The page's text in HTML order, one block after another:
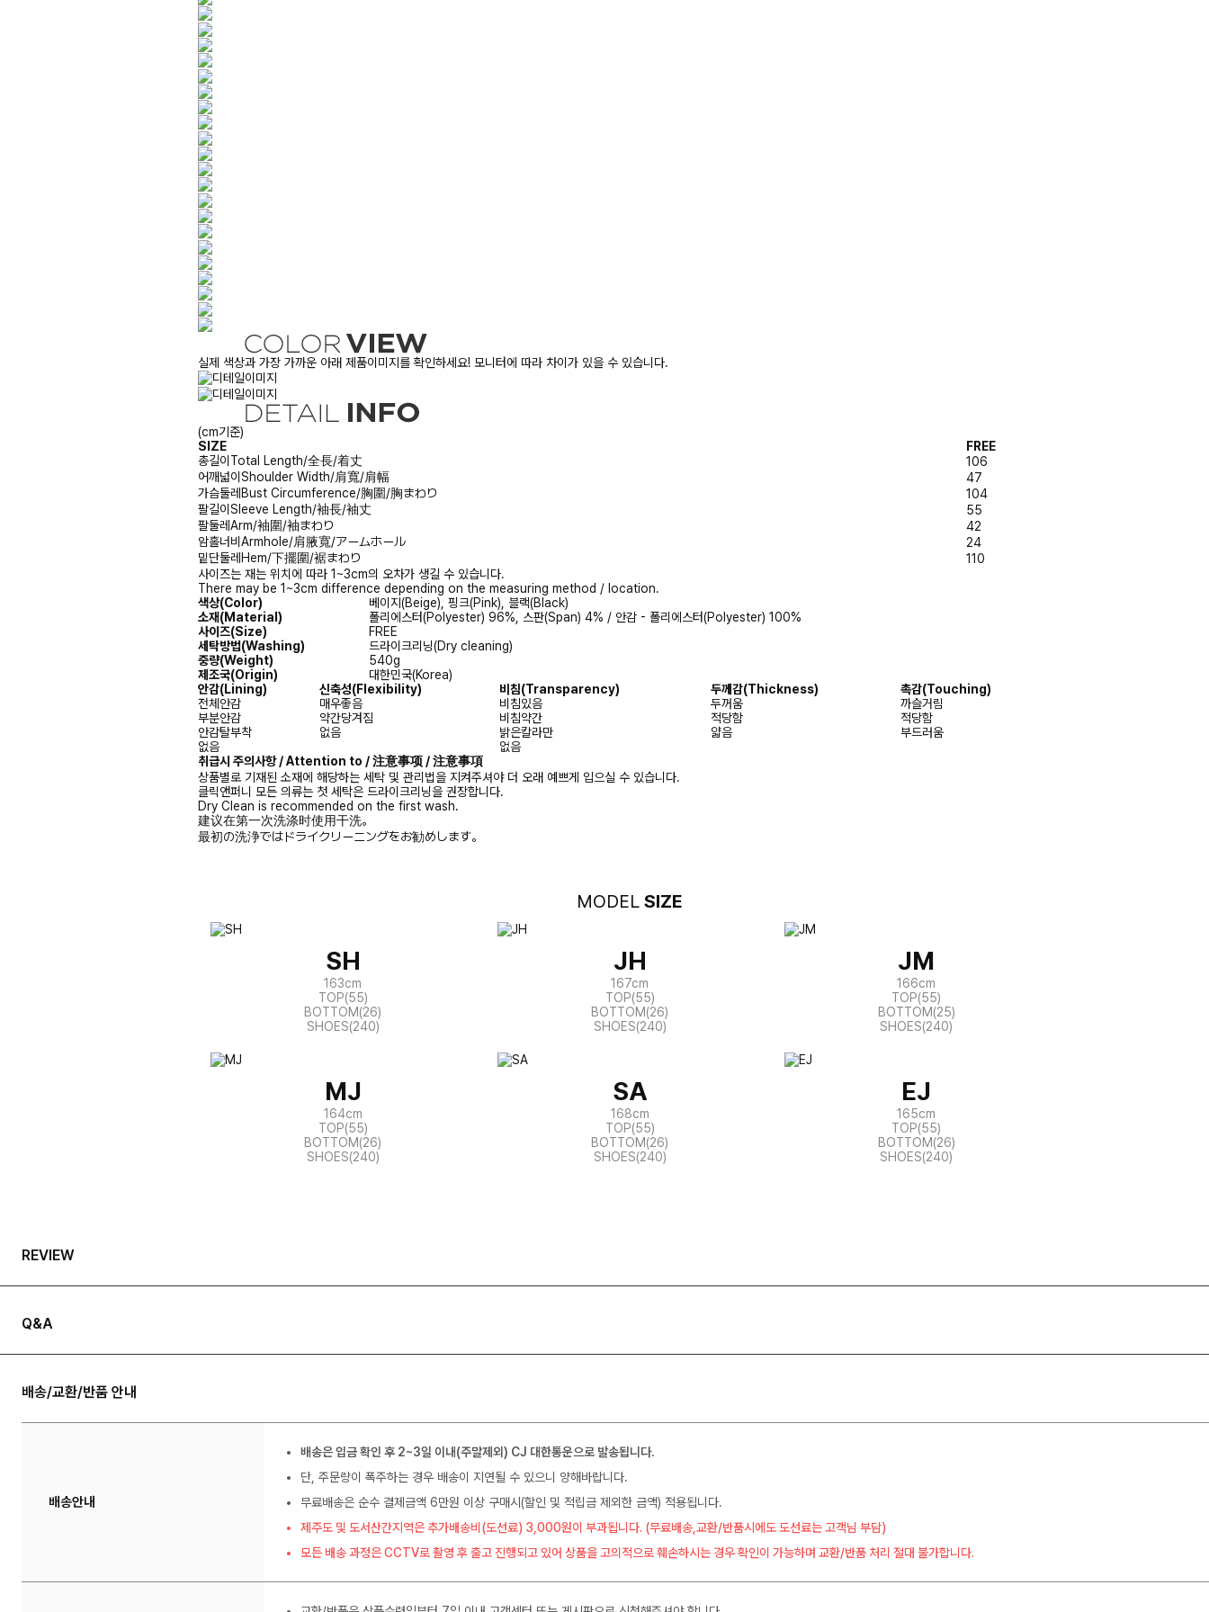
실제 색상과 가장 가까운 아래 제품이미지를 확인하세요! 모니터에 따라 차이가 있을 수 있습니다.
(cm기준)
SIZE
FREE
총길이Total Length/全長/着丈
106
어깨넓이Shoulder Width/肩寬/肩幅
47
가슴둘레Bust Circumference/胸圍/胸まわり
104
팔길이Sleeve Length/袖長/袖丈
55
팔둘레Arm/袖圍/袖まわり
42
암홀너비Armhole/肩腋寬/アームホール
24
밑단둘레Hem/下擺圍/裾まわり
110
사이즈는 재는 위치에 따라 1~3cm의 오차가 생길 수 있습니다.
There may be 1~3cm difference depending on the measuring method / location.
색상(Color)
베이지(Beige), 핑크(Pink), 블랙(Black)
소재(Material)
폴리에스터(Polyester) 96%, 스판(Span) 4% / 안감 - 폴리에스터(Polyester) 100%
사이즈(Size)
FREE
세탁방법(Washing)
드라이크리닝(Dry cleaning)
중량(Weight)
540g
제조국(Origin)
대한민국(Korea)
안감(Lining) 신축성(Flexibility) 비침(Transparency) 두께감(Thickness) 촉감(Touching)
전체안감
매우좋음 비침있음 두꺼움
까슬거림
부분안감
약간당겨짐 비침약간 적당함
적당함
안감탈부착
없음 밝은칼라만 얇음
부드러움
없음
없음
취급시 주의사항 / Attention to / 注意事项 / 注意事項
상품별로 기재된 소재에 해당하는 세탁 및 관리법을 지켜주셔야 더 오래 예쁘게 입으실 수 있습니다.
클릭앤퍼니 모든 의류는 첫 세탁은 드라이크리닝을 권장합니다.
Dry Clean is recommended on the first wash.
建议在第一次洗涤时使用干洗。
最初の洗浄ではドライクリーニングをお勧めします。
MODEL SIZE
SH
163cm
TOP(55)
BOTTOM(26)
SHOES(240)
JH
167cm
TOP(55)
BOTTOM(26)
SHOES(240)
JM
166cm
TOP(55)
BOTTOM(25)
SHOES(240)
MJ
164cm
TOP(55)
BOTTOM(26)
SHOES(240)
SA
168cm
TOP(55)
BOTTOM(26)
SHOES(240)
EJ
165cm
TOP(55)
BOTTOM(26)
SHOES(240)
REVIEW
Q&A
배송/교환/반품 안내
배송안내
배송은 입금 확인 후 2~3일 이내(주말제외) CJ 대한통운으로 발송됩니다.
단, 주문량이 폭주하는 경우 배송이 지연될 수 있으니 양해바랍니다.
무료배송은 순수 결제금액 6만원 이상 구매시(할인 및 적립금 제외한 금액) 적용됩니다.
제주도 및 도서산간지역은 추가배송비(도선료) 3,000원이 부과됩니다. (무료배송,교환/반품시에도 도선료는 고객님 부담)
모든 배송 과정은 CCTV로 촬영 후 출고 진행되고 있어 상품을 고의적으로 훼손하시는 경우 확인이 가능하며 교환/반품 처리 절대 불가합니다.